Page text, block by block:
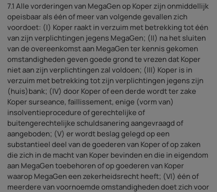
7.1 Alle vorderingen van MegaGen op Koper zijn onmiddellijk
opeisbaar als één of meer van volgende gevallen zich
voordoet: (I) Koper raakt in verzuim met betrekking tot één
van zijn verplichtingen jegens MegaGen; (II) na het sluiten
van de overeenkomst aan MegaGen ter kennis gekomen
omstandigheden geven goede grond te vrezen dat Koper
niet aan zijn verplichtingen zal voldoen; (III) Koper is in
verzuim met betrekking tot zijn verplichtingen jegens zijn
(huis)bank; (IV) door Koper of een derde wordt ter zake
Koper surseance, faillissement, enige (vorm van)
insolventieprocedure of gerechtelijke of
buitengerechtelijke schuldsanering aangevraagd of
aangeboden; (V) er wordt beslag gelegd op een
substantieel deel van de goederen van Koper of op zaken
die zich in de macht van Koper bevinden en die in eigendom
aan MegaGen toebehoren of op goederen van Koper
waarop MegaGen een zekerheidsrecht heeft; (VI) één of
meerdere van voornoemde omstandigheden doet zich voor